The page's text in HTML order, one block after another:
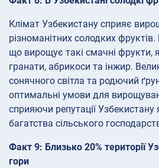
Клімат Узбекистану сприяє
різноманітних солодких
що вирощує такі смачні фрукти,
гранати, абрикоси та інжир.
сонячного світла та родючий
оптимальні умови для
сприяючи репутації Узбекистану
багатства сільського
Факт 9: Близько 20% території
гори